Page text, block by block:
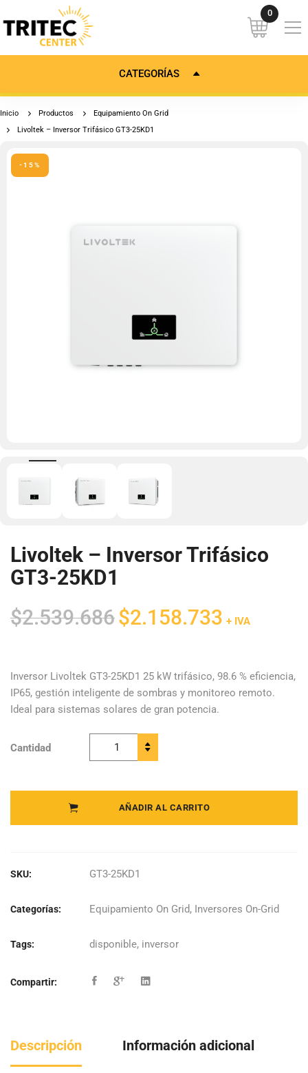
CATEGORÍAS
Inicio Productos
Equipamiento On Grid
Livoltek – Inversor Trifásico GT3-25KD1
-15%
Livoltek – Inversor Trifásico
GT3-25KD1
$2.539.686 El
precio
era:
$2.539.686.
$2.158.733
es:
$2.158.733.
+ IVA
Inversor Livoltek GT3-25KD1 25 kW trifásico, 98.6 % eficiencia,
IP65, gestión inteligente de sombras y monitoreo remoto.
Ideal para sistemas solares de gran potencia.
Cantidad
Livoltek -
Inversor
quantity
AÑADIR AL CARRITO
SKU: GT3-25KD1
Categorías: Equipamiento On Grid, Inversores On-Grid
Tags: disponible, inversor
Compartir:
Descripción Información adicional